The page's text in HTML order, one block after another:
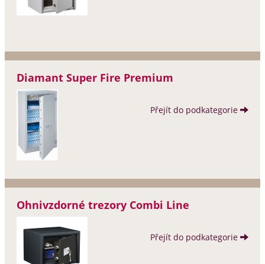
Diamant Super Fire Premium
Přejít do podkategorie
Ohnivzdorné trezory Combi Line
Přejít do podkategorie